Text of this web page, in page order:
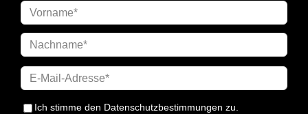
Ich stimme den Datenschutzbestimmungen zu.